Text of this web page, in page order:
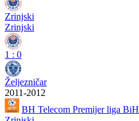
Zrinjski
Zrinjski
1 : 0
Željezničar
2011-2012
BH Telecom Premijer liga BiH